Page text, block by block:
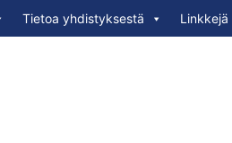
Tietoa yhdistyksestä Linkkejä